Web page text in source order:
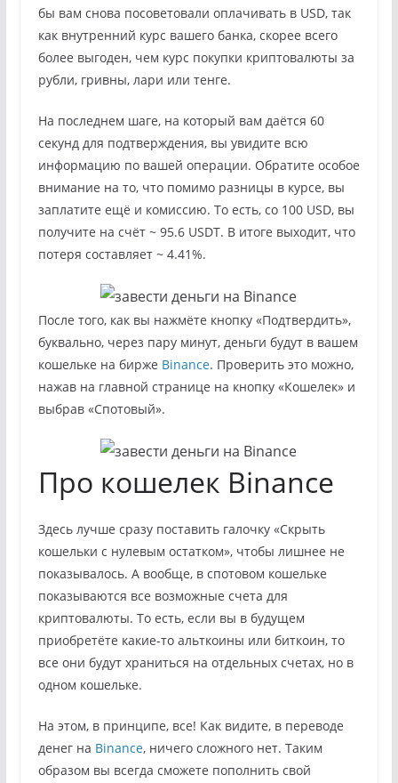
бы вам снова посоветовали оплачивать в USD, так
как внутренний курс вашего банка, скорее всего
более выгоден, чем курс покупки криптовалюты за
рубли, гривны, лари или тенге.
На последнем шаге, на который вам даётся 60
секунд для подтверждения, вы увидите всю
информацию по вашей операции. Обратите особое
внимание на то, что помимо разницы в курсе, вы
заплатите ещё и комиссию. То есть, со 100 USD, вы
получите на счёт ~ 95.6 USDT. В итоге выходит, что
потеря составляет ~ 4.41%.
После того, как вы нажмёте кнопку «Подтвердить»,
буквально, через пару минут, деньги будут в вашем
кошельке на бирже Binance. Проверить это можно,
нажав на главной странице на кнопку «Кошелек» и
выбрав «Спотовый».
Про кошелек Binance
Здесь лучше сразу поставить галочку «Скрыть
кошельки с нулевым остатком», чтобы лишнее не
показывалось. А вообще, в спотовом кошельке
показываются все возможные счета для
криптовалюты. То есть, если вы в будущем
приобретёте какие-то альткоины или биткоин, то
все они будут храниться на отдельных счетах, но в
одном кошельке.
На этом, в принципе, все! Как видите, в переводе
денег на Binance, ничего сложного нет. Таким
образом вы всегда сможете пополнить свой